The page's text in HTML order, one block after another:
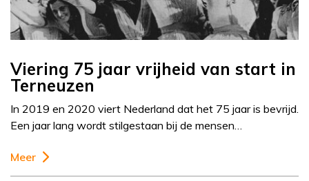
Viering 75 jaar vrijheid van start in
Terneuzen
In 2019 en 2020 viert Nederland dat het 75 jaar is bevrijd.
Een jaar lang wordt stilgestaan bij de mensen…
Meer